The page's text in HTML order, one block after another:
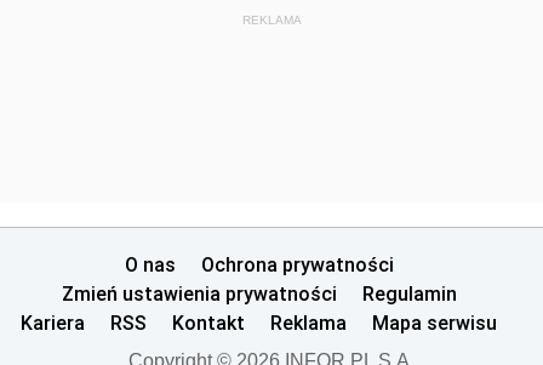
REKLAMA
O nas
Ochrona prywatności
Zmień ustawienia prywatności
Regulamin
Kariera
RSS Kontakt Reklama Mapa serwisu
Copyright © 2026 INFOR PL S.A.